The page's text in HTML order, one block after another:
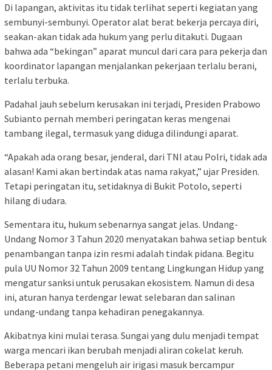
Di lapangan, aktivitas itu tidak terlihat seperti kegiatan yang
sembunyi-sembunyi. Operator alat berat bekerja percaya diri,
seakan-akan tidak ada hukum yang perlu ditakuti. Dugaan
bahwa ada “bekingan” aparat muncul dari cara para pekerja dan
koordinator lapangan menjalankan pekerjaan terlalu berani,
terlalu terbuka.
Padahal jauh sebelum kerusakan ini terjadi, Presiden Prabowo
Subianto pernah memberi peringatan keras mengenai
tambang ilegal, termasuk yang diduga dilindungi aparat.
“Apakah ada orang besar, jenderal, dari TNI atau Polri, tidak ada
alasan! Kami akan bertindak atas nama rakyat,” ujar Presiden.
Tetapi peringatan itu, setidaknya di Bukit Potolo, seperti
hilang di udara.
Sementara itu, hukum sebenarnya sangat jelas. Undang-
Undang Nomor 3 Tahun 2020 menyatakan bahwa setiap bentuk
penambangan tanpa izin resmi adalah tindak pidana. Begitu
pula UU Nomor 32 Tahun 2009 tentang Lingkungan Hidup yang
mengatur sanksi untuk perusakan ekosistem. Namun di desa
ini, aturan hanya terdengar lewat selebaran dan salinan
undang-undang tanpa kehadiran penegakannya.
Akibatnya kini mulai terasa. Sungai yang dulu menjadi tempat
warga mencari ikan berubah menjadi aliran cokelat keruh.
Beberapa petani mengeluh air irigasi masuk bercampur